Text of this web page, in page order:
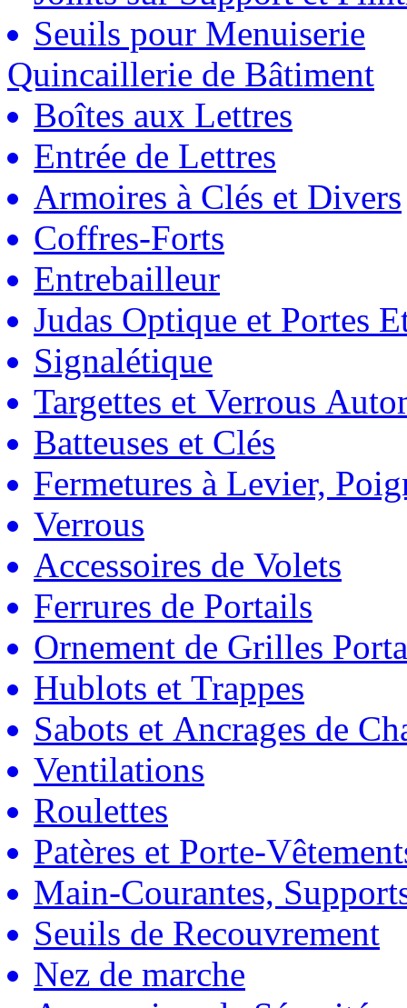
Seuils pour Menuiserie
Quincaillerie de Bâtiment
Boîtes aux Lettres
Entrée de Lettres
Armoires à Clés et Divers
Coffres-Forts
Entrebailleur
Judas Optique et Portes
Signalétique
Targettes et Verrous
Batteuses et Clés
Fermetures à Levier,
Verrous
Accessoires de Volets
Ferrures de Portails
Ornement de Grilles
Hublots et Trappes
Sabots et Ancrages de
Ventilations
Roulettes
Patères et Porte-
Main-Courantes,
Seuils de Recouvrement
Nez de marche